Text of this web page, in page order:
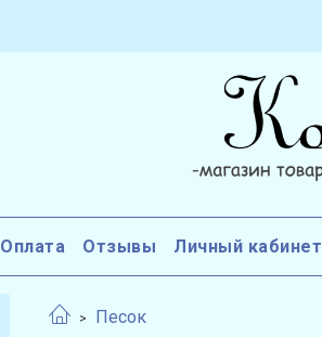
Оплата Отзывы Личный кабинет
Песок